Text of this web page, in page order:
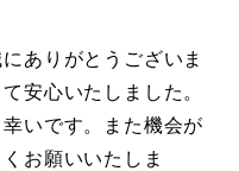
ありがとうございま
安心いたしました。
いです。また機会が
お願いいたしま